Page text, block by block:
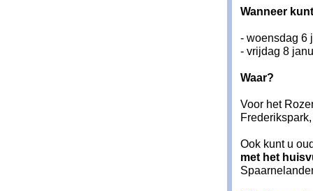
Wanneer
- woensdag 6
- vrijdag 8
Waar?
Voor het
Ook kunt u
met het